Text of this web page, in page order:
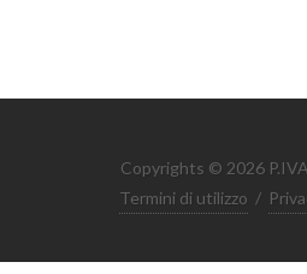
Copyrights © 2026
Termini di utilizzo /